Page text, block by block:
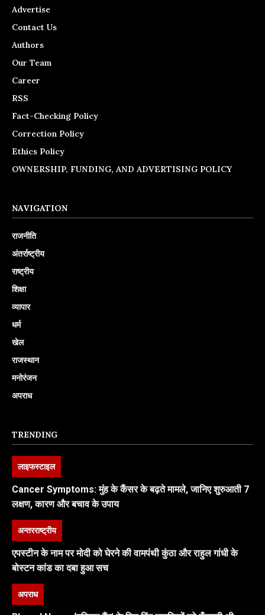
Advertise
Contact Us
Authors
Our Team
Career
RSS
Fact-Checking Policy
Correction Policy
Ethics Policy
OWNERSHIP, FUNDING, AND ADVERTISING POLICY
NAVIGATION
राजनीति
अंतर्राष्ट्रीय
राष्ट्रीय
शिक्षा
व्यापार
धर्म
खेल
राजस्थान
मनोरंजन
अपराध
TRENDING
लाइफस्टाइल
Cancer Symptoms: मुंह के कैंसर के बढ़ते मामले, जानिए शुरुआती 7
लक्षण, कारण और बचाव के उपाय
अन्तरराष्ट्रीय
एपस्टीन के नाम पर मोदी को घेरने की वामपंथी कुंठा और राहुल गांधी के
बोस्टन कांड का दबा हुआ सच
अपराध